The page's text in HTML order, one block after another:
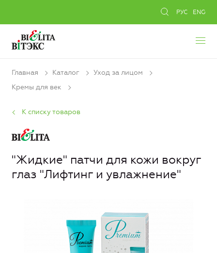
РУС ENG
Главная Каталог
Уход за лицом
Кремы для век
К списку товаров
"Жидкие" патчи для кожи вокруг
глаз "Лифтинг и увлажнение"